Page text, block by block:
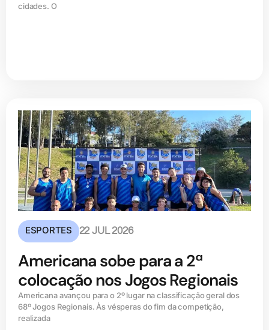
cidades. O
ESPORTES 22 JUL 2026
Americana sobe para a 2ª
colocação nos Jogos Regionais
Americana avançou para o 2º lugar na classificação geral dos
68º Jogos Regionais. Às vésperas do fim da competição,
realizada